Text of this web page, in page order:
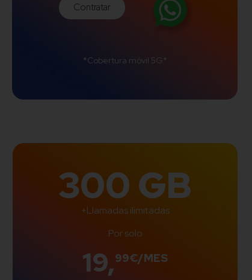
Contratar
*Cobertura móvil 5G*
300 GB
+Llamadas ilimitadas
Por solo
19,99€/MES